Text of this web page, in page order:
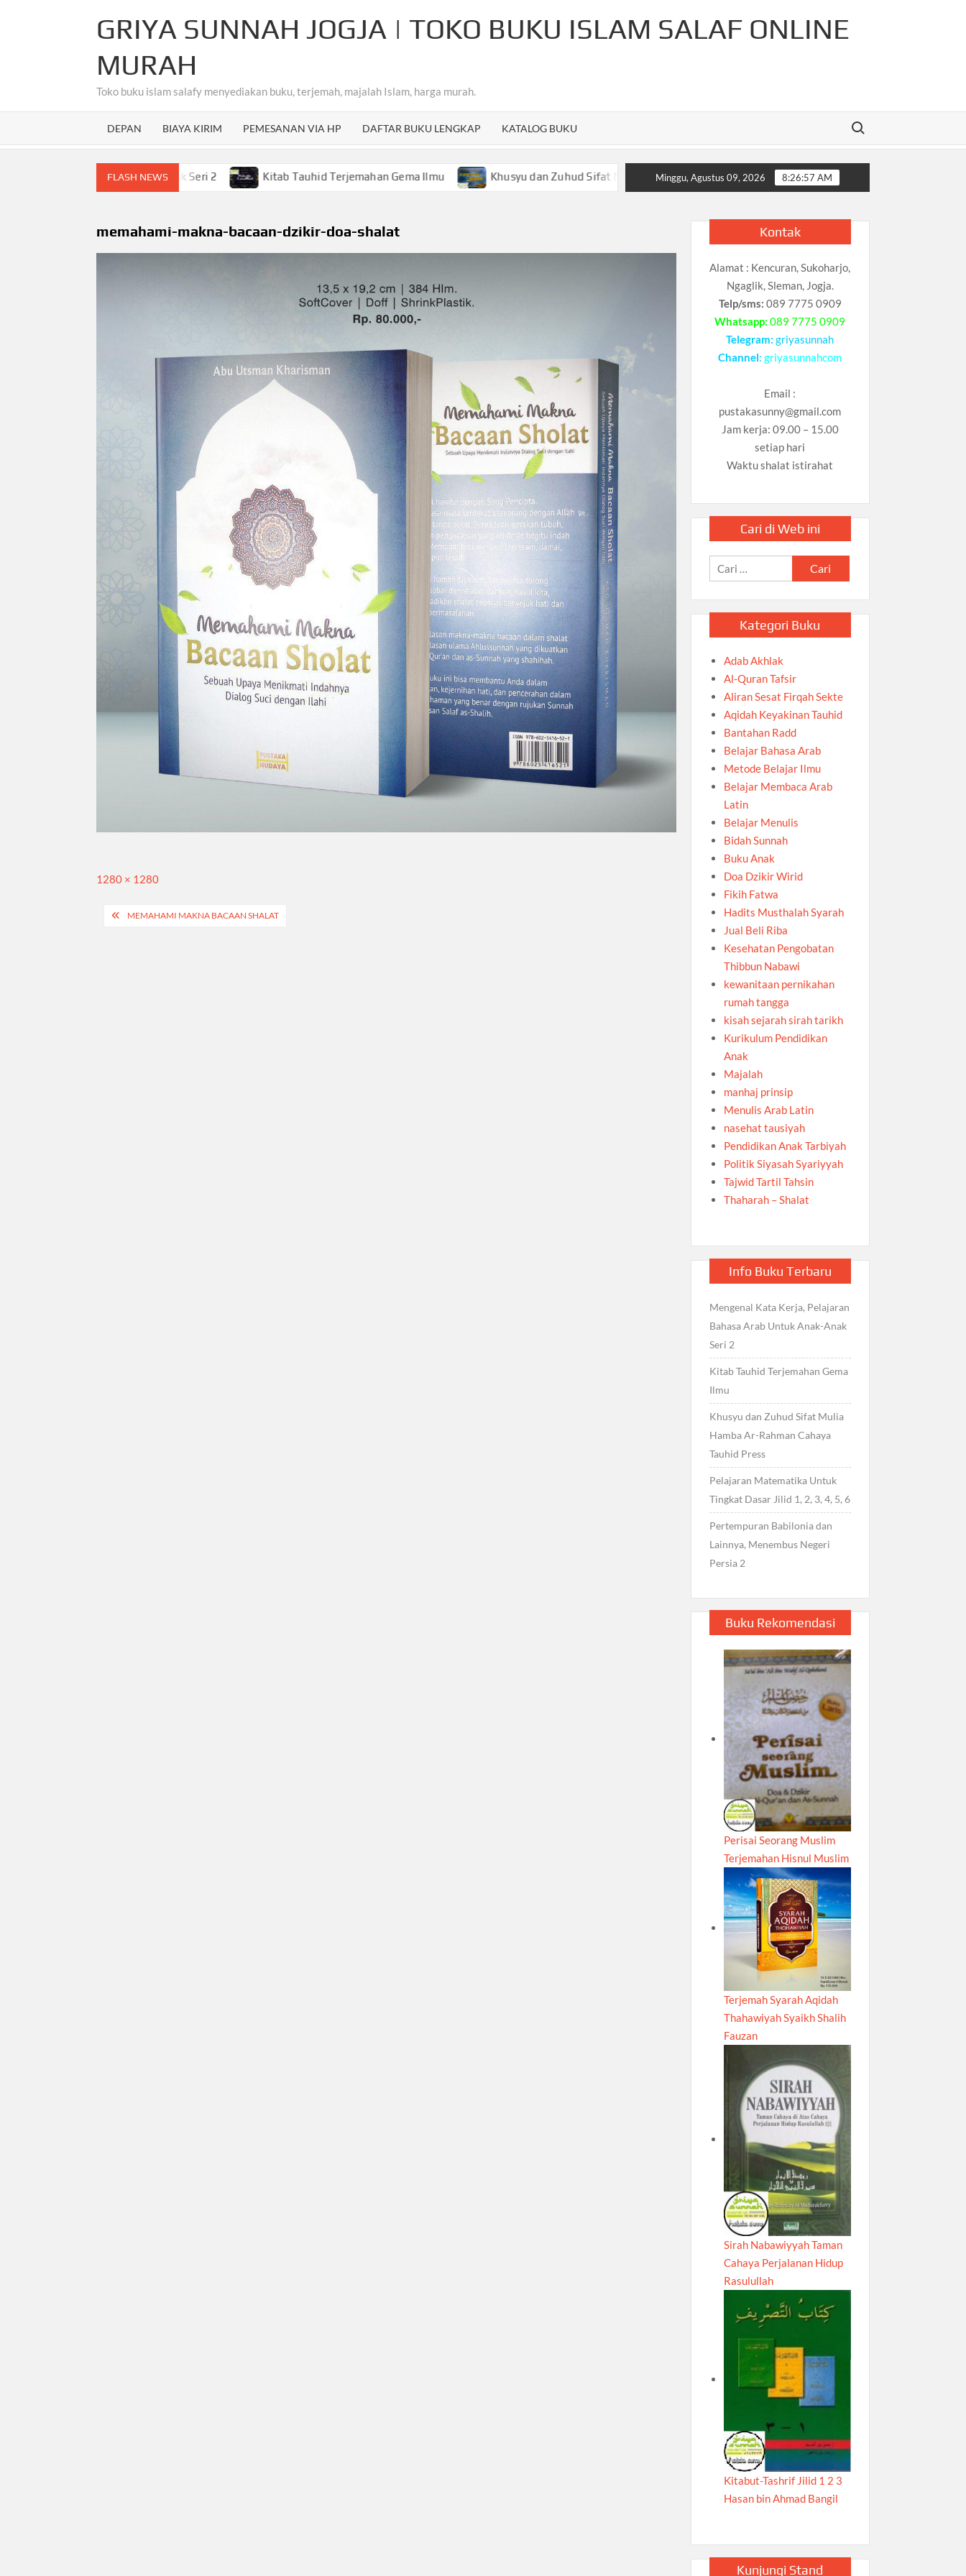
GRIYA SUNNAH JOGJA | TOKO BUKU ISLAM SALAF ONLINE
MURAH
Toko buku islam salafy menyediakan buku, terjemah, majalah Islam, harga murah.
DEPAN BIAYA KIRIM PEMESANAN VIA HP DAFTAR BUKU LENGKAP KATALOG BUKU
Search for:
FLASH NEWS
Arab Untuk Anak-Anak Seri 2 Kitab Tauhid Terjemahan Gema Ilmu Khusyu dan Zuhud Sifat Mulia Hamba Ar-Rahman Cahaya Tauhid Press Pelajaran Matematika
Minggu, Agustus 09, 2026 8:26:58 AM
memahami-makna-bacaan-dzikir-doa-shalat
Full
1280 × 1280
Navigasi
MEMAHAMI MAKNA BACAAN SHALAT
Kontak
Alamat : Kencuran, Sukoharjo,
Ngaglik, Sleman, Jogja.
Telp/sms: 089 7775 0909
Whatsapp: 089 7775 0909
Telegram:griyasunnah
Channel:griyasunnahcom
Email :
pustakasunny@gmail.com
Jam kerja: 09.00 – 15.00
setiap hari
Waktu shalat istirahat
Cari di Web ini
Cari
untuk:
Kategori Buku
Adab Akhlak
Al-Quran Tafsir
Aliran Sesat Firqah Sekte
Aqidah Keyakinan Tauhid
Bantahan Radd
Belajar Bahasa Arab
Metode Belajar Ilmu
Belajar Membaca Arab
Latin
Belajar Menulis
Bidah Sunnah
Buku Anak
Doa Dzikir Wirid
Fikih Fatwa
Hadits Musthalah Syarah
Jual Beli Riba
Kesehatan Pengobatan
Thibbun Nabawi
kewanitaan pernikahan
rumah tangga
kisah sejarah sirah tarikh
Kurikulum Pendidikan
Anak
Majalah
manhaj prinsip
Menulis Arab Latin
nasehat tausiyah
Pendidikan Anak Tarbiyah
Politik Siyasah Syariyyah
Tajwid Tartil Tahsin
Thaharah – Shalat
Info Buku Terbaru
Mengenal Kata Kerja, Pelajaran
Bahasa Arab Untuk Anak-Anak
Seri 2
Kitab Tauhid Terjemahan Gema
Ilmu
Khusyu dan Zuhud Sifat Mulia
Hamba Ar-Rahman Cahaya
Tauhid Press
Pelajaran Matematika Untuk
Tingkat Dasar Jilid 1, 2, 3, 4, 5, 6
Pertempuran Babilonia dan
Lainnya, Menembus Negeri
Persia 2
Buku Rekomendasi
Perisai Seorang Muslim
Terjemahan Hisnul Muslim
Terjemah Syarah Aqidah
Thahawiyah Syaikh Shalih
Fauzan
Sirah Nabawiyyah Taman
Cahaya Perjalanan Hidup
Rasulullah
Kitabut-Tashrif Jilid 1 2 3
Hasan bin Ahmad Bangil
Kunjungi Stand